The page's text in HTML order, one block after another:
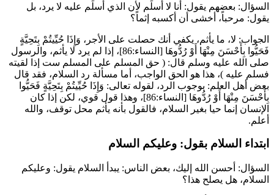
السؤال: بعضهم يقول: أنا لا أُسلِّم لأن الذي أسلِّم عليه لا يرد، بل
يقول: مرحباً، أخشى أن أكسبه إثماً؟
الجواب: لا، ما يأثم، يكفي أنك حصلت على الأجر، وَإِذَا حُيِّيتُمْ بِتَحِيَّةٍ
فَحَيُّوا بِأَحْسَنَ مِنْهَا أَوْ رُدُّوهَا
[النساء:86]، إذا لم يرد لا يأثم، والرسول
صلى الله عليه وسلم قال: ( حق المسلم على المسلم ست إذا لقيته
فسلم عليه )، هذا هو الحق الواجب، أما مسألة رد السلام، فقد قال
بعض أهل العلم: بوجوب الرد، لقوله تعالى: وَإِذَا حُيِّيتُمْ بِتَحِيَّةٍ فَحَيُّوا
بِأَحْسَنَ مِنْهَا أَوْ رُدُّوهَا
[النساء:86]، وهذا قول قوي، لكن إذا كان
الإنسان إنما حيا بغير السلام، فالقول بأنه يأثم محل توقف، والله
أعلم.
ابتداء السلام بقول: وعليكم السلام
السؤال: أحسن الله إليك، بعض الناس: يبدأ السلام يقول: وعليكم
السلام، هل يصلح هذا؟